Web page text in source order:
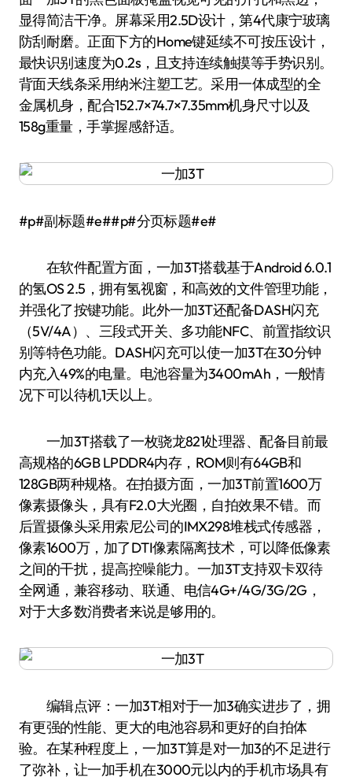
显得简洁干净。屏幕采用2.5D设计，第4代康宁玻璃
防刮耐磨。正面下方的Home键延续不可按压设计，
最快识别速度为0.2s，且支持连续触摸等手势识别。
背面天线条采用纳米注塑工艺。采用一体成型的全
金属机身，配合152.7×74.7×7.35mm机身尺寸以及
158g重量，手掌握感舒适。
#p#副标题#e##p#分页标题#e#
在软件配置方面，一加3T搭载基于Android 6.0.1
的氢OS 2.5，拥有氢视窗，和高效的文件管理功能，
并强化了按键功能。此外一加3T还配备DASH闪充
（5V/4A）、三段式开关、多功能NFC、前置指纹识
别等特色功能。DASH闪充可以使一加3T在30分钟
内充入49%的电量。电池容量为3400mAh，一般情
况下可以待机1天以上。
一加3T搭载了一枚骁龙821处理器、配备目前最
高规格的6GB LPDDR4内存，ROM则有64GB和
128GB两种规格。在拍摄方面，一加3T前置1600万
像素摄像头，具有F2.0大光圈，自拍效果不错。而
后置摄像头采用索尼公司的IMX298堆栈式传感器，
像素1600万，加了DTI像素隔离技术，可以降低像素
之间的干扰，提高控噪能力。一加3T支持双卡双待
全网通，兼容移动、联通、电信4G+/4G/3G/2G，
对于大多数消费者来说是够用的。
编辑点评：一加3T相对于一加3确实进步了，拥
有更强的性能、更大的电池容易和更好的自拍体
验。在某种程度上，一加3T算是对一加3的不足进行
了弥补，让一加手机在3000元以内的手机市场具有